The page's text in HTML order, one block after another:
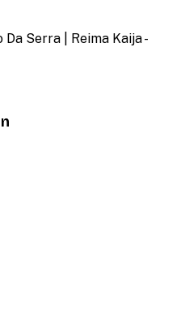
Da Serra | Reima Kaija -